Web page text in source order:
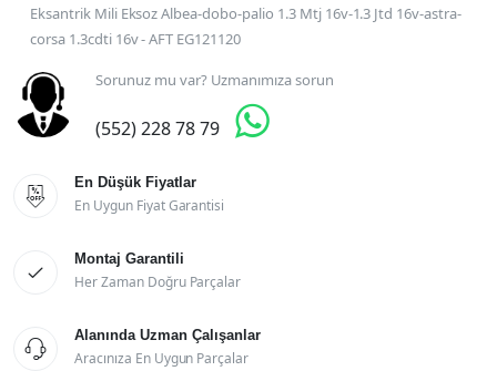
Eksantrik Mili Eksoz Albea-dobo-palio 1.3 Mtj 16v-1.3 Jtd 16v-astra-
corsa 1.3cdti 16v - AFT EG121120
Sorunuz mu var? Uzmanımıza sorun
(552) 228 78 79 

En Düşük Fiyatlar
En Uygun Fiyat Garantisi

Montaj Garantili
Her Zaman Doğru Parçalar

Alanında Uzman Çalışanlar
Aracınıza En Uygun Parçalar